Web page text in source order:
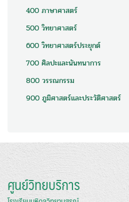
400 ภาษาศาสตร์
500 วิทยาศาสตร์
600 วิทยาศาสตร์ประยุกต์
700 ศิลปะและนันทนาการ
800 วรรณกรรม
900 ภูมิศาสตร์และประวัติศาสตร์
ศูนย์วิทยบริการ